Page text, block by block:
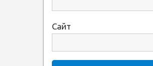
Сайт